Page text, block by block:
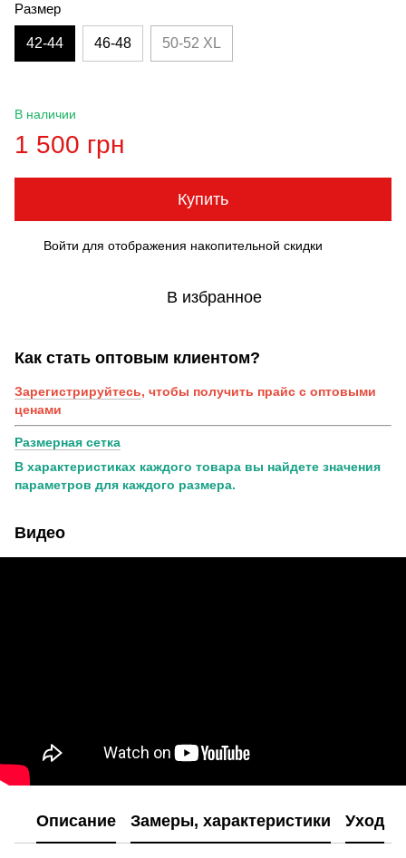
Размер
42-44 46-48 50-52 XL
В наличии
1 500 грн
Купить
Войти для отображения накопительной скидки
В избранное
Как стать оптовым клиентом?
Зарегистрируйтесь, чтобы получить прайс с оптовыми
ценами
Размерная сетка
В характеристиках каждого товара вы найдете значения
параметров для каждого размера.
Видео
Описание Замеры, характеристики Уход